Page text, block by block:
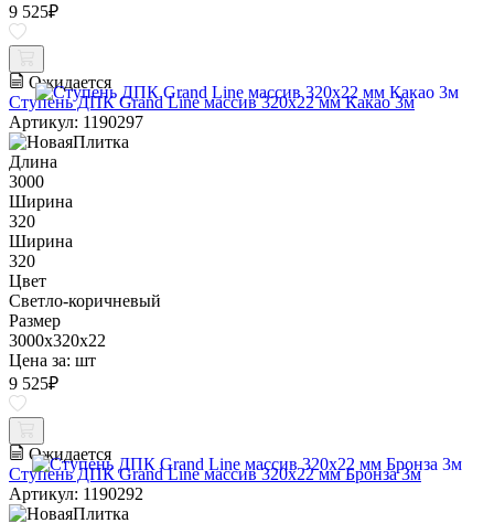
9 525₽
Ожидается
Ступень ДПК Grand Line массив 320х22 мм Какао 3м
Артикул: 1190297
Длина
3000
Ширина
320
Ширина
320
Цвет
Светло-коричневый
Размер
3000x320x22
Цена за: шт
9 525₽
Ожидается
Ступень ДПК Grand Line массив 320х22 мм Бронза 3м
Артикул: 1190292